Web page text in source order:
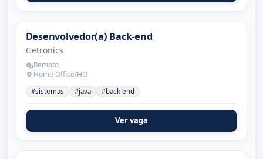
Desenvolvedor(a) Back-end
Getronics
Remoto
Home Office/HO
#sistemas #java #back end
Ver vaga